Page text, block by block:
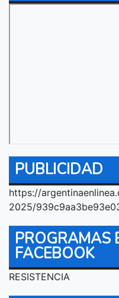
PUBLICIDAD
https://
2025/
PROGRAMAS
FACEBOOK
RESISTENCIA